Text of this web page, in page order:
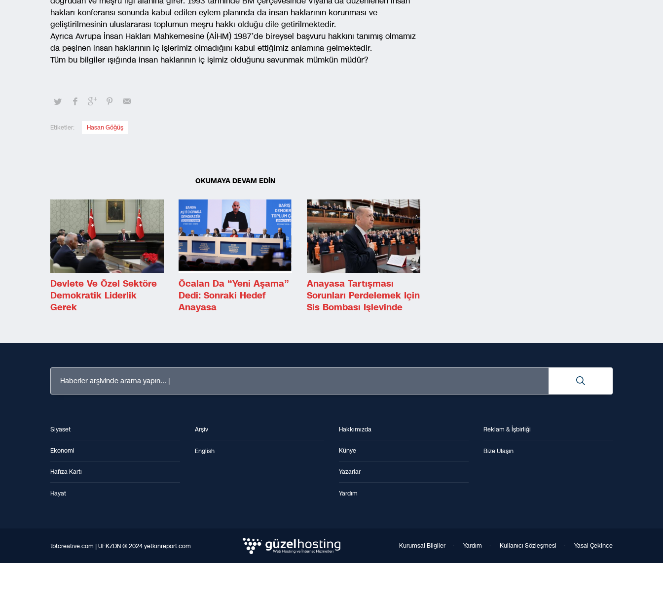
hakları konferansı sonunda kabul edilen eylem planında da insan haklarının korunması ve
geliştirilmesinin uluslararası toplumun meşru hakkı olduğu dile getirilmektedir.
Ayrıca Avrupa İnsan Hakları Mahkemesine (AİHM) 1987’de bireysel başvuru hakkını tanımış olmamız
da peşinen insan haklarının iç işlerimiz olmadığını kabul ettiğimiz anlamına gelmektedir.
Tüm bu bilgiler ışığında insan haklarının iç işimiz olduğunu savunmak mümkün müdür?
Etiketler: Hasan Göğüş
OKUMAYA DEVAM EDİN
Devlete Ve Özel Sektöre
Demokratik Liderlik
Gerek
Öcalan Da “Yeni Aşama”
Dedi: Sonraki Hedef
Anayasa
Anayasa Tartışması
Sorunları Perdelemek Için
Sis Bombası Işlevinde
Haberler arşivinde arama yapın...
Siyaset
Ekonomi
Hafıza Kartı
Hayat
Arşiv
English
Hakkımızda
Künye
Yazarlar
Yardım
Reklam & İşbirliği
Bize Ulaşın
tbtcreative.com | UFKZDN © 2024 yetkinreport.com Kurumsal Bilgiler· Yardım · Kullanıcı Sözleşmesi · Yasal Çekince